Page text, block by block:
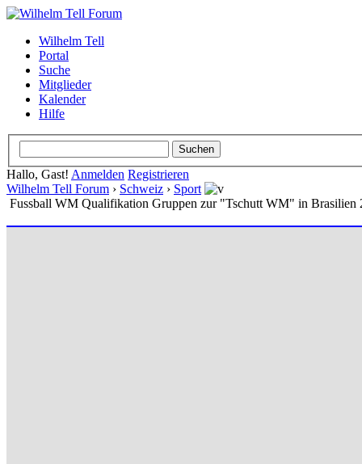
Wilhelm Tell
Portal
Suche
Mitglieder
Kalender
Hilfe
Hallo, Gast! Anmelden Registrieren
Wilhelm Tell Forum › Schweiz › Sport
Fussball WM Qualifikation Gruppen zur "Tschutt WM" in Brasilien